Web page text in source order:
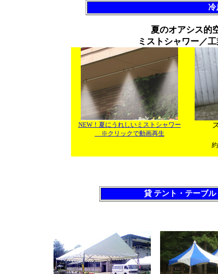
冷
夏のオアシス的
ミストシャワー／
NEW！夏にうれしいミストシャワー
※クリックで動画再生
貸 テント・テーブ